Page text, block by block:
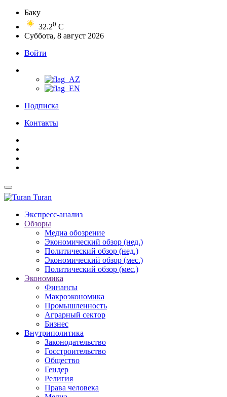
Баку
32.20 C
Суббота, 8 август 2026
Войти
Подписка
Контакты
Turan
Экспресс-анализ
Обзоры
Медиа обозрение
Экономический обзор (нед.)
Политический обзор (нед.)
Экономический обзор (мес.)
Политический обзор (мес.)
Экономика
Финансы
Макроэкономика
Промышленность
Аграрный сектор
Бизнес
Внутриполитика
Законодательство
Госстроительство
Общество
Гендер
Религия
Права человека